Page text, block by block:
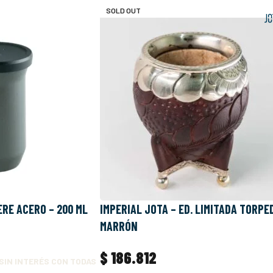
ACERO – 200 ML
SIN INTERÉS CON TODAS
SOLD OUT
IMPERIAL JOTA – ED. LIMITADA
MARRÓN
$186.812